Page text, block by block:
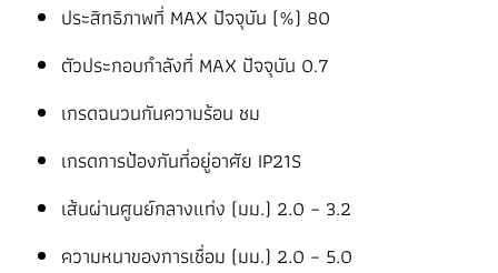
ประสิทธิภาพที่ MAX ปัจจุบัน (%) 80
ตัวประกอบกำลังที่ MAX ปัจจุบัน 0.7
เกรดฉนวนกันความร้อน ชม
เกรดการป้องกันที่อยู่อาศัย IP21S
เส้นผ่านศูนย์กลางแท่ง (มม.) 2.0 – 3.2
ความหนาของการเชื่อม (มม.) 2.0 – 5.0